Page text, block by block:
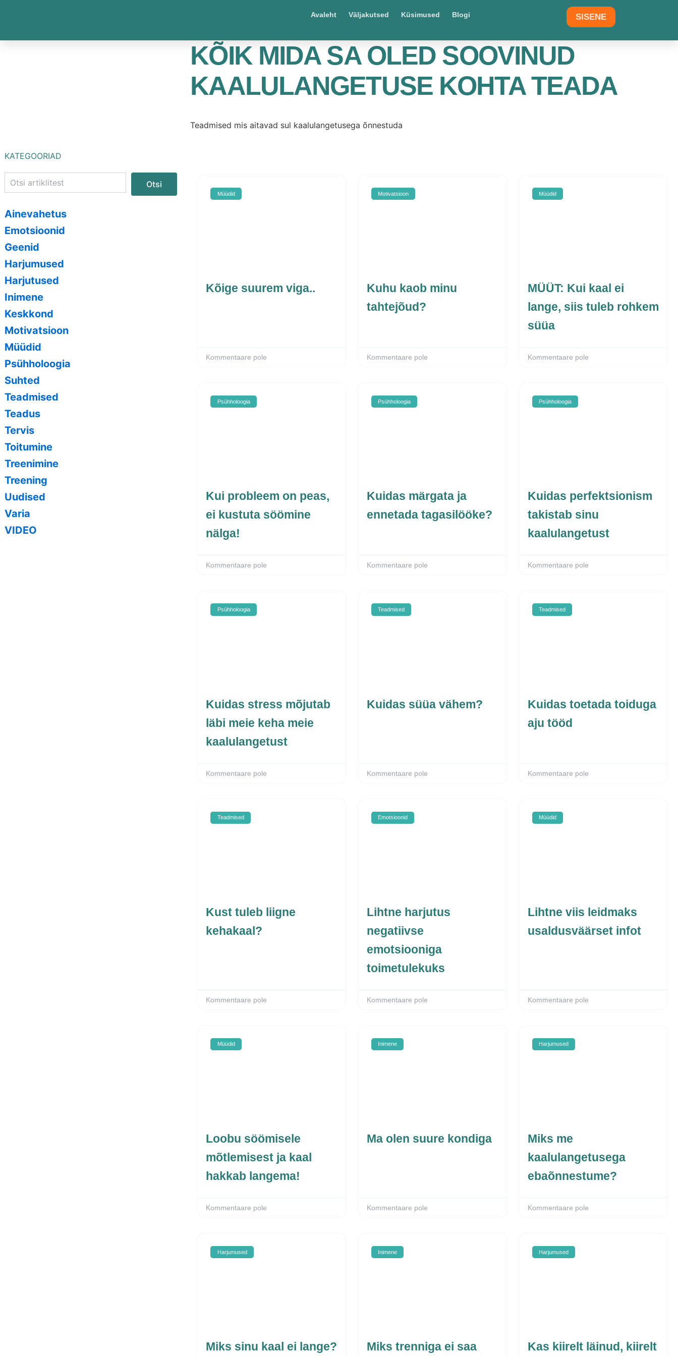
Avaleht Väljakutsed Küsimused Blogi SISENE
KÕIK MIDA SA OLED SOOVINUD
KAALULANGETUSE KOHTA TEADA
Teadmised mis aitavad sul kaalulangetusega õnnestuda
KATEGOORIAD
Otsi
Otsi
Ainevahetus
Emotsioonid
Geenid
Harjumused
Harjutused
Inimene
Keskkond
Motivatsioon
Müüdid
Psühholoogia
Suhted
Teadmised
Teadus
Tervis
Toitumine
Treenimine
Treening
Uudised
Varia
VIDEO
Müüdid
Kõige suurem viga..
Kommentaare pole
Motivatsioon
Kuhu kaob minu
tahtejõud?
Kommentaare pole
Müüdid
MÜÜT: Kui kaal ei
lange, siis tuleb rohkem
süüa
Kommentaare pole
Psühholoogia
Kui probleem on peas,
ei kustuta söömine
nälga!
Kommentaare pole
Psühholoogia
Kuidas märgata ja
ennetada tagasilööke?
Kommentaare pole
Psühholoogia
Kuidas perfektsionism
takistab sinu
kaalulangetust
Kommentaare pole
Psühholoogia
Kuidas stress mõjutab
läbi meie keha meie
kaalulangetust
Kommentaare pole
Teadmised
Kuidas süüa vähem?
Kommentaare pole
Teadmised
Kuidas toetada toiduga
aju tööd
Kommentaare pole
Teadmised
Kust tuleb liigne
kehakaal?
Kommentaare pole
Emotsioonid
Lihtne harjutus
negatiivse
emotsiooniga
toimetulekuks
Kommentaare pole
Müüdid
Lihtne viis leidmaks
usaldusväärset infot
Kommentaare pole
Müüdid
Loobu söömisele
mõtlemisest ja kaal
hakkab langema!
Kommentaare pole
Inimene
Ma olen suure kondiga
Kommentaare pole
Harjumused
Miks me
kaalulangetusega
ebaõnnestume?
Kommentaare pole
Harjumused
Miks sinu kaal ei lange?
Inimene
Miks trenniga ei saa
Harjumused
Kas kiirelt läinud, kiirelt